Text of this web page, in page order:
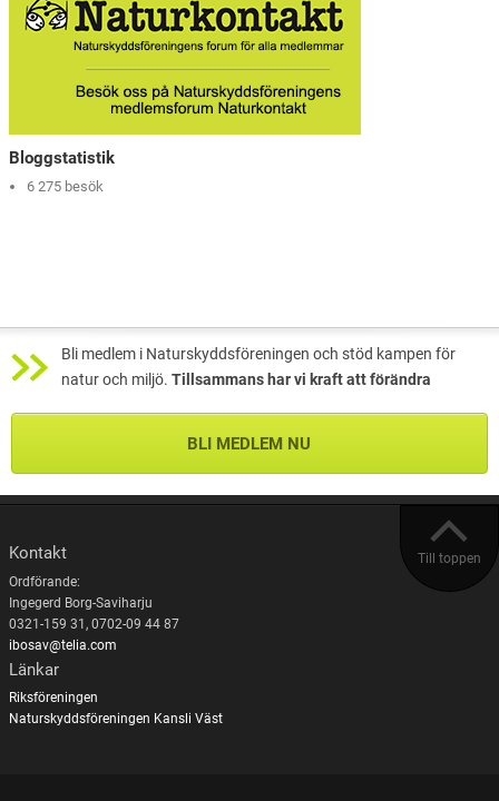
Bloggstatistik
6 275 besök
Bli medlem i Naturskyddsföreningen och stöd kampen för
natur och miljö. Tillsammans har vi kraft att förändra
BLI MEDLEM NU
Till toppen
Kontakt
Ordförande:
Ingegerd Borg-Saviharju
0321-159 31, 0702-09 44 87
ibosav@telia.com
Länkar
Riksföreningen
Naturskyddsföreningen Kansli Väst